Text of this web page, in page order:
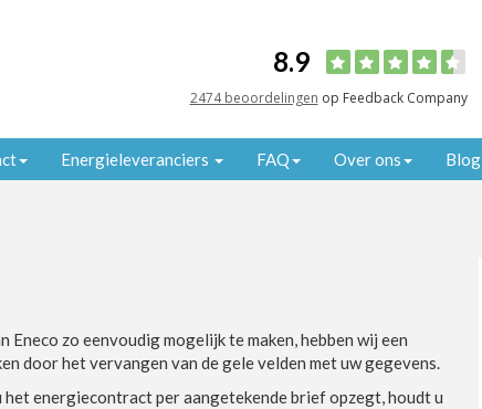
8.9
2474 beoordelingen op Feedback Company
Energieleveranciers FAQ Over ons Blog
zo eenvoudig mogelijk te maken, hebben wij een
door het vervangen van de gele velden met uw gegevens.
energiecontract per aangetekende brief opzegt, houdt u